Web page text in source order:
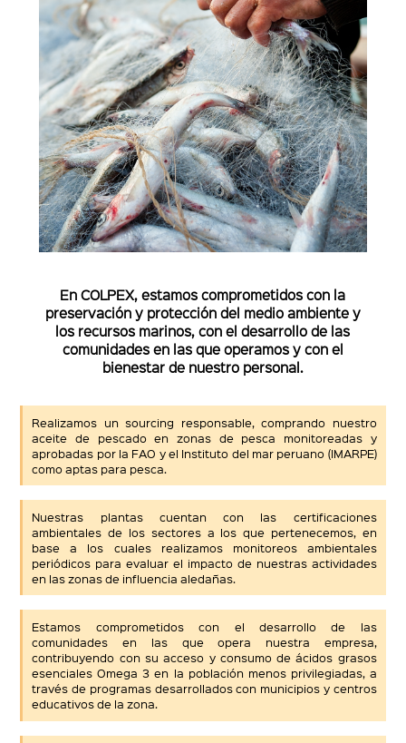
En COLPEX, estamos comprometidos con la
preservación y protección del medio ambiente y
los recursos marinos, con el desarrollo de las
comunidades en las que operamos y con el
bienestar de nuestro personal.
Realizamos un sourcing responsable, comprando nuestro
aceite de pescado en zonas de pesca monitoreadas y
aprobadas por la FAO y el Instituto del mar peruano (IMARPE)
como aptas para pesca.
Nuestras plantas cuentan con las certificaciones
ambientales de los sectores a los que pertenecemos, en
base a los cuales realizamos monitoreos ambientales
periódicos para evaluar el impacto de nuestras actividades
en las zonas de influencia aledañas.
Estamos comprometidos con el desarrollo de las
comunidades en las que opera nuestra empresa,
contribuyendo con su acceso y consumo de ácidos grasos
esenciales Omega 3 en la población menos privilegiadas, a
través de programas desarrollados con municipios y centros
educativos de la zona.